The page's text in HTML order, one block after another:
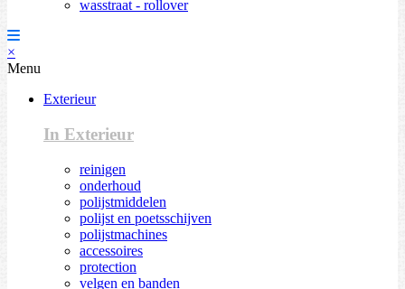
wasstraat - rollover
×
Menu
Exterieur
In Exterieur
reinigen
onderhoud
polijstmiddelen
polijst en poetsschijven
polijstmachines
accessoires
protection
velgen en banden